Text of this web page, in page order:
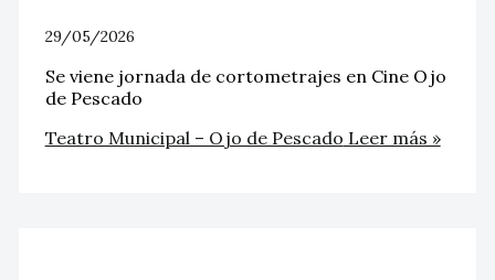
29/05/2026
Se viene jornada de cortometrajes en Cine Ojo
de Pescado
Teatro Municipal – Ojo de Pescado Leer más »